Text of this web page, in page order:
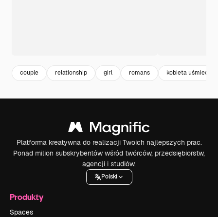
couple relationship girl romans kobieta uśmiech
Platforma kreatywna do realizacji Twoich najlepszych prac.
Ponad milion subskrybentów wśród twórców, przedsiębiorstw,
agencji i studiów.
Polski
Produkty
Spaces